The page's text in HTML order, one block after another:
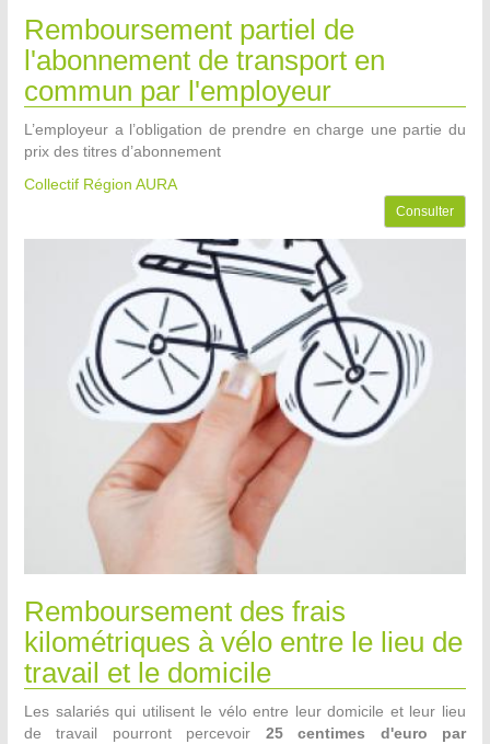
Remboursement partiel de
l'abonnement de transport en
commun par l'employeur
L’employeur a l’obligation de prendre en charge une partie du
prix des titres d’abonnement
Collectif Région AURA
Consulter
Remboursement des frais
kilométriques à vélo entre le lieu de
travail et le domicile
Les salariés qui utilisent le vélo entre leur domicile et leur lieu
de travail pourront percevoir 25 centimes d'euro par